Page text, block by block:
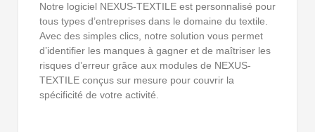
Notre logiciel NEXUS-TEXTILE est personnalisé pour
tous types d’entreprises dans le domaine du textile.
Avec des simples clics, notre solution vous permet
d’identifier les manques à gagner et de maîtriser les
risques d’erreur grâce aux modules de NEXUS-
TEXTILE conçus sur mesure pour couvrir la
spécificité de votre activité.